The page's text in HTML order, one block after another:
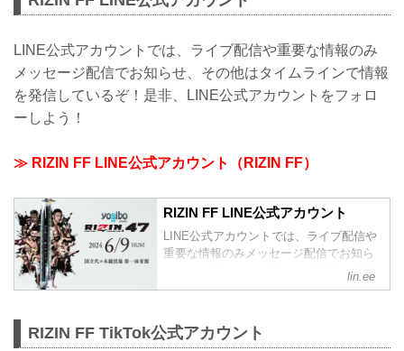
LINE公式アカウントでは、ライブ配信や重要な情報のみ
メッセージ配信でお知らせ、その他はタイムラインで情報
を発信しているぞ！是非、LINE公式アカウントをフォロ
ーしよう！
≫ RIZIN FF LINE公式アカウント（RIZIN FF）
RIZIN FF LINE公式アカウント
LINE公式アカウントでは、ライブ配信や
重要な情報のみメッセージ配信でお知ら
せ、その他はタイムラインで情報を発信
しているぞ！是非、LINE公式アカウント
lin.ee
RIZIN FF TikTok公式アカウント